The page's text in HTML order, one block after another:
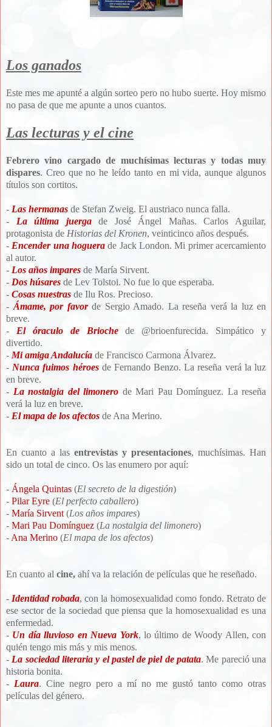
Los ganados
Este mes me apunté a algún sorteo pero no hubo suerte. Hoy mismo
no pasa de que me apunte a unos cuantos.
Las lecturas y el cine
Febrero vino cargado de muchísimas lecturas y todas muy
dispares. Creo que no he leído tanto en mi vida, aunque algunos
títulos son cortitos.
- Las hermanas de Stefan Zweig. El austriaco nunca falla.
- La última juergade José Ángel Mañas. Carlos Aguilar,
protagonista de Historias del Kronen, veinticinco años después.
- Encender una hoguera de Jack London. Mi primer acercamiento
al autor.
- Los años impares de María Sirvent.
- Dos húsares de Lev Tolstoi. No fue lo que esperaba.
- Cosas nuestras de Ilu Ros. Precioso.
- Ámame, por favorde Sergio Amado. La reseña verá la luz en
breve.
- El óraculo de Briochede @brioenfurecida. Simpático y
divertido.
- Mi amiga Andalucía de Francisco Carmona Álvarez.
- Nunca fuimos héroes de Fernando Benzo. La reseña verá la luz
en breve.
- La nostalgia del limonero de Mari Pau Domínguez. La reseña
verá la luz en breve.
- El mapa de los afectos de Ana Merino.
En cuanto a las entrevistas y presentaciones, muchísimas. Han
sido un total de cinco. Os las enumero por aquí:
- Ángela Quintas (El secreto de la digestión)
- Pilar Eyre (El perfecto caballero)
- María Sirvent (Los años impares)
- Mari Pau Domínguez (La nostalgia del limonero)
- Ana Merino (El mapa de los afectos)
En cuanto al cine, ahí va la relación de películas que he reseñado.
- Identidad robada, con la homosexualidad como fondo. Retrato de
ese sector de la sociedad que piensa que la homosexualidad es una
enfermedad.
- Un día lluvioso en Nueva York, lo último de Woody Allen, con
quién tengo mis más y mis menos.
- La sociedad literaria y el pastel de piel de patata. Me pareció una
historia bonita.
- Laura. Cine negro pero a mí no me gustó tanto como otras
películas del género.